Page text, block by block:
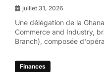
juillet 31, 2026
Une délégation de la
Commerce and Industry,
Branch), composée
Finances